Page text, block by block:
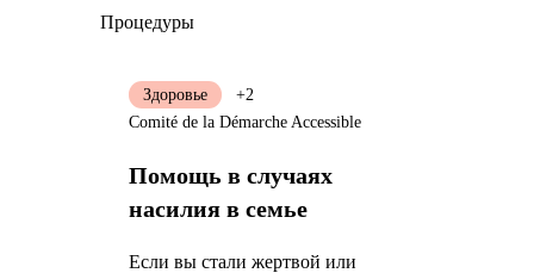
Процедуры
Помощь в случаях
насилия в семье
Если вы стали жертвой или
Здоровье
+2
Comité de la Démarche Accessible